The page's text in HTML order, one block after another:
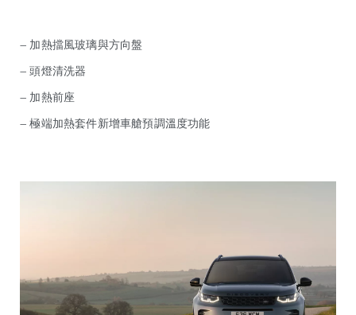
— 加熱擋風玻璃與方向盤
— 頭燈清洗器
— 加熱前座
— 極端加熱套件新增車艙預調溫度功能